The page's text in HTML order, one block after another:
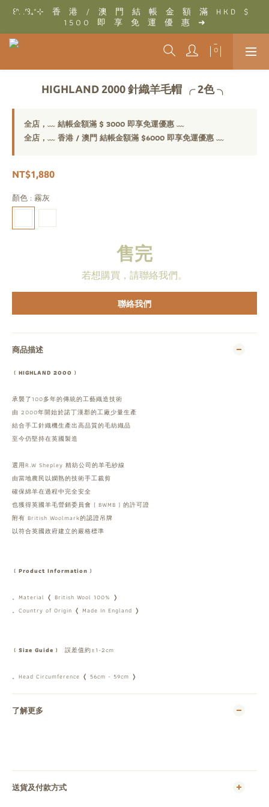
꒰ᐢ. .ᐢ꒱₊˚⊹　結　帳　金　額　滿　T W D　$　3 0 0 0　即　享
免　運　優　惠　➜
꒰ᐢ. .ᐢ꒱₊˚⊹　香　港　/　澳　門　結　帳　金　額　滿　H K D　$
1 5 0 0　即　享　免　運　優　惠　➜
꒰ᐢ. .ᐢ꒱₊˚⊹　結　帳　金　額　滿　T W D　$　3 0 0 0　即　享
免　運　優　惠　➜
HIGHLAND 2000 針織羊毛帽 ╭ 2色 ╮
全店，﹏ 結帳金額滿 $ 3000 即享免運優惠 ﹏
全店，﹏ 香港 / 澳門 結帳金額滿 $6000 即享免運優惠 ﹏
NT$1,880
顏色 : 霧灰
售完
若想購買，請聯絡我們。
聯絡我們
商品描述
﹝HIGHLAND 2000﹞
承襲了100多年的傳統的工藝織造技術
由 2000年開始於諾丁漢郡的工廠少量生產
結合手工針織機生產出高品質的毛紡織品
至今仍堅持在英國製造
選用R.W Shepley 精紡公司的羊毛紗線
由當地農民以嫻熟的技術手工裁剪
確保綿羊在過程中完全安全
也獲得英國羊毛營銷委員會 ( BWMB ) 的許可證
附有 British Woolmark的認證吊牌
以符合英國政府建立的嚴格標準
﹝Product Information﹞
。Material ❬ British Wool 100% ❭
。Country of Origin ❬ Made In England ❭
﹝Size Guide﹞ 誤差值約±1-2cm
。Head Circumference ❬ 56cm - 59cm ❭
了解更多
送貨及付款方式